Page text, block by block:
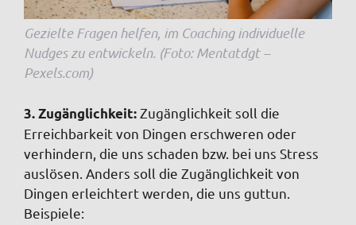
Gezielte Fragen helfen, im Coaching individuelle
Nudges zu entwickeln. (Foto: Mentatdgt –
Pexels.com)
3. Zugänglichkeit:Zugänglichkeit soll die
Erreichbarkeit von Dingen erschweren oder
verhindern, die uns schaden bzw. bei uns Stress
auslösen. Anders soll die Zugänglichkeit von
Dingen erleichtert werden, die uns guttun.
Beispiele: